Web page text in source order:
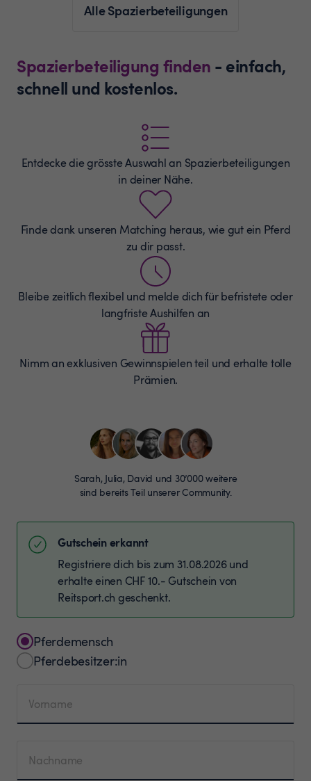
Alle Spazierbeteiligungen
Spazierbeteiligung finden - einfach,
schnell und kostenlos.
Entdecke die grösste Auswahl an Spazierbeteiligungen
in deiner Nähe.
Finde dank unseren Matching heraus, wie gut ein Pferd
zu dir passt.
Bleibe zeitlich flexibel und melde dich für befristete oder
langfriste Aushilfen an
Nimm an exklusiven Gewinnspielen teil und erhalte tolle
Prämien.
Sarah, Julia, David und 30’000 weitere
sind bereits Teil unserer Community.
Gutschein erkannt
Registriere dich bis zum 31.08.2026 und
erhalte einen CHF 10.- Gutschein von
Reitsport.ch geschenkt.
Pferdemensch
Pferdebesitzer:in
Vorname
Nachname